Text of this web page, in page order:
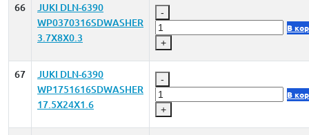
66
JUKI DLN-6390
WP0370316SDWASHER
3.7X8X0.3
-
+
В
67
JUKI DLN-6390
WP1751616SDWASHER
17.5X24X1.6
-
+
В